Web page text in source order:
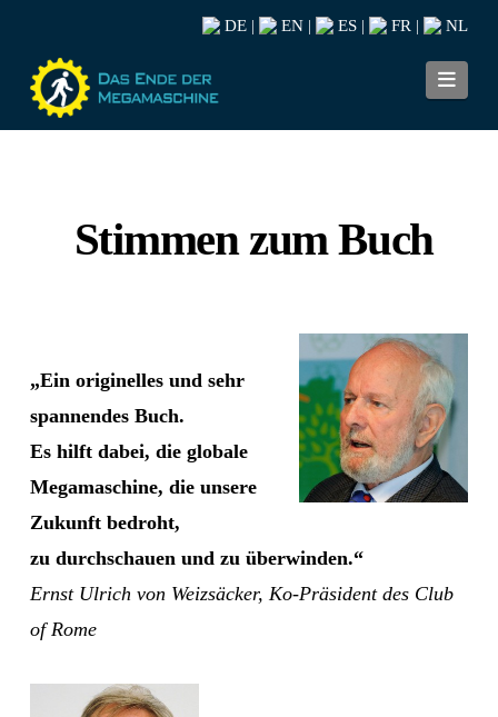
DE EN ES FR NL
Stimmen zum Buch
„Ein originelles und sehr
spannendes Buch.
Es hilft dabei, die globale
Megamaschine, die unsere
Zukunft bedroht,
zu durchschauen und zu überwinden.“
Ernst Ulrich von Weizsäcker, Ko-Präsident des Club
of Rome